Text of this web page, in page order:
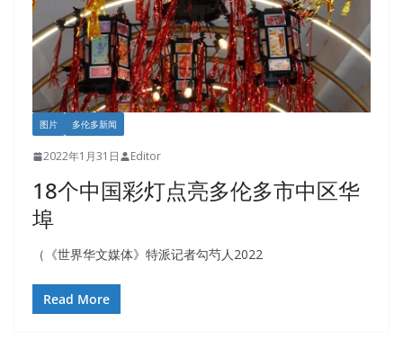
图片 多伦多新闻
2022年1月31日 Editor
18个中国彩灯点亮多伦多市中区华
埠
（《世界华文媒体》特派记者勾芍人2022
Read More